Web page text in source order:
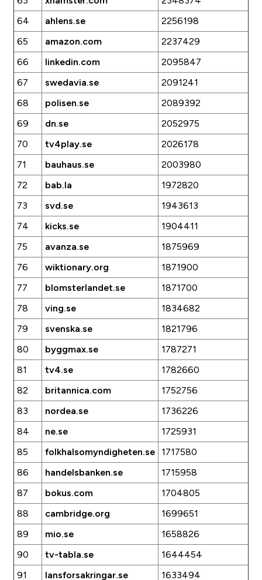
64
ahlens.se
2256198
65
amazon.com
2237429
66
linkedin.com
2095847
67
swedavia.se
2091241
68
polisen.se
2089392
69
dn.se
2052975
70
tv4play.se
2026178
71
bauhaus.se
2003980
72
bab.la
1972820
73
svd.se
1943613
74
kicks.se
1904411
75
avanza.se
1875969
76
wiktionary.org
1871900
77
blomsterlandet.se
1871700
78
ving.se
1834682
79
svenska.se
1821796
80
byggmax.se
1787271
81
tv4.se
1782660
82
britannica.com
1752756
83
nordea.se
1736226
84
ne.se
1725931
85
folkhalsomyndigheten.se
1717580
86
handelsbanken.se
1715958
87
bokus.com
1704805
88
cambridge.org
1699651
89
mio.se
1658826
90
tv-tabla.se
1644454
91
lansforsakringar.se
1633494